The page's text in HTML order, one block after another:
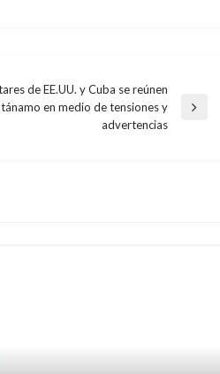
de EE.UU. y Cuba se reúnen
en medio de tensiones y
advertencias